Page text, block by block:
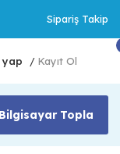
Sipariş Takip
yap / Kayıt Ol
Bilgisayar Topla